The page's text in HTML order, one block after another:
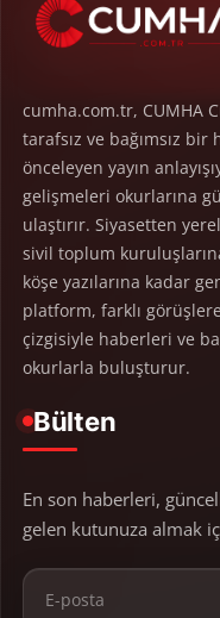
cumha.com.tr, CUMHA
tarafsız ve bağımsız
önceleyen yayın
gelişmeleri okurlarına
ulaştırır. Siyasetten
sivil toplum
köşe yazılarına kadar
platform, farklı
çizgisiyle haberleri ve
okurlarla buluşturur.
Bülten
En son haberleri,
gelen kutunuza almak